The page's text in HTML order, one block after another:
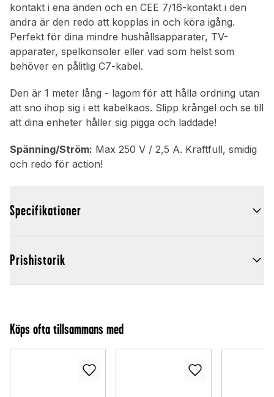
kontakt i ena änden och en CEE 7/16-kontakt i den
andra är den redo att kopplas in och köra igång.
Perfekt för dina mindre hushållsapparater, TV-
apparater, spelkonsoler eller vad som helst som
behöver en pålitlig C7-kabel.
Den är 1 meter lång - lagom för att hålla ordning utan
att sno ihop sig i ett kabelkaos. Slipp krångel och se till
att dina enheter håller sig pigga och laddade!
Spänning/Ström: Max 250 V / 2,5 A. Kraftfull, smidig
och redo för action!
Specifikationer
Prishistorik
Köps ofta tillsammans med